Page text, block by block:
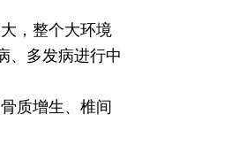
，整个大环境
、多发病进行中
质增生、椎间